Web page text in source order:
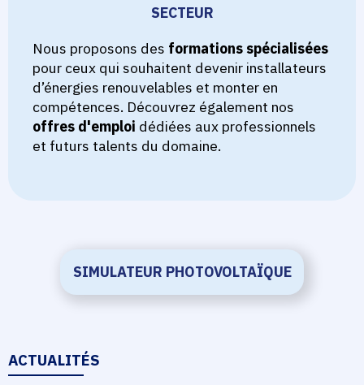
SECTEUR
Nous proposons des formations spécialisées
pour ceux qui souhaitent devenir installateurs
d’énergies renouvelables et monter en
compétences. Découvrez également nos
offres d'emploi dédiées aux professionnels
et futurs talents du domaine.
SIMULATEUR PHOTOVOLTAÏQUE
ACTUALITÉS